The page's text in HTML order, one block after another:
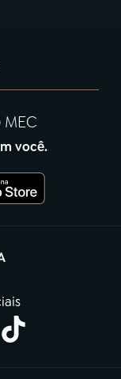
você.
aba)